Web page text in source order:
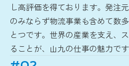
し高評価を得ております。発注
のみならず物流事業も含めて数
とつです。世界の産業を支え、
ることが、山九の仕事の魅力です